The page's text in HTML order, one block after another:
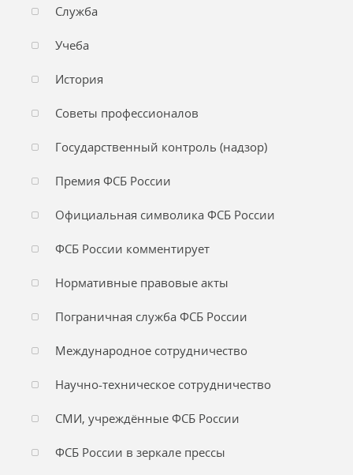
Служба
Учеба
История
Советы профессионалов
Государственный контроль (надзор)
Премия ФСБ России
Официальная символика ФСБ России
ФСБ России комментирует
Нормативные правовые акты
Пограничная служба ФСБ России
Международное сотрудничество
Научно-техническое сотрудничество
СМИ, учреждённые ФСБ России
ФСБ России в зеркале прессы